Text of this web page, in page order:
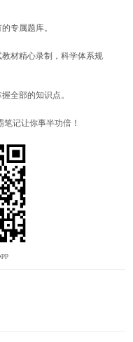
专属题库。
材精心录制，科学体系规
全部的知识点。
记让你事半功倍！